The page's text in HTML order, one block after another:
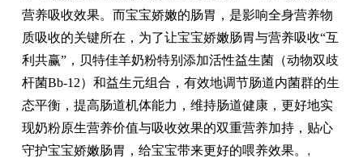
营养吸收效果。而宝宝娇嫩的肠胃，是影响全身营养物
质吸收的关键所在，为了让宝宝娇嫩肠胃与营养吸收“互
利共赢”，贝特佳羊奶粉特别添加活性益生菌（动物双歧
杆菌Bb-12）和益生元组合，有效地调节肠道内菌群的生
态平衡，提高肠道机体能力，维持肠道健康，更好地实
现奶粉原生营养价值与吸收效果的双重营养加持，贴心
守护宝宝娇嫩肠胃，给宝宝带来更好的喂养效果。 ,